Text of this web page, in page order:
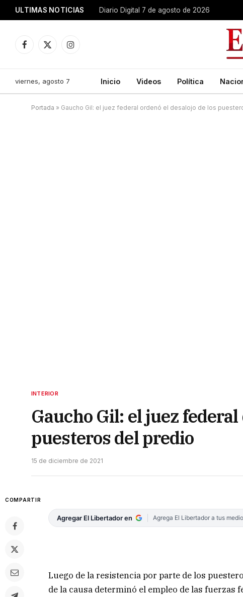
ULTIMAS NOTICIAS Diario Digital 7 de agosto de 2026
Facebook
X
Instagram
viernes, agosto 7 Inicio Videos Política
Portada » Gaucho Gil: el juez federal ordenó el desalojo de los
INTERIOR
Gaucho Gil: el juez
puesteros del predio
15 de diciembre de 2021
COMPARTIR
Agregar El Libertador en Agrega El Libertador a tus
Luego de la resistencia por parte de los
de la causa determinó el empleo de las fuerzas